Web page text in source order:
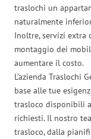
traslochi un
naturalmente
Inoltre, servizi extra
montaggio dei
aumentare il costo.
L’azienda Traslochi
base alle tue
trasloco disponibili a
richiesti. Il nostro
trasloco, dalla